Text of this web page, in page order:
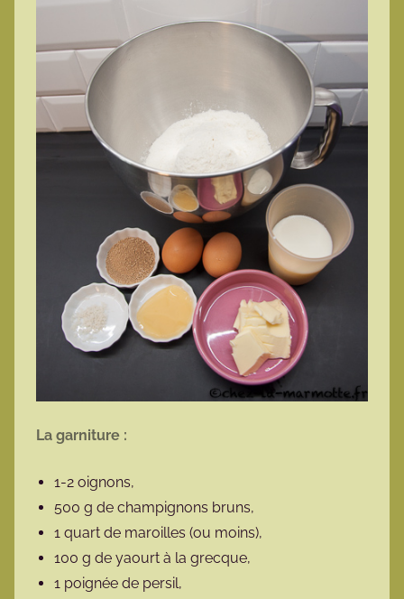
La garniture :
1-2 oignons,
500 g de champignons bruns,
1 quart de maroilles (ou moins),
100 g de yaourt à la grecque,
1 poignée de persil,